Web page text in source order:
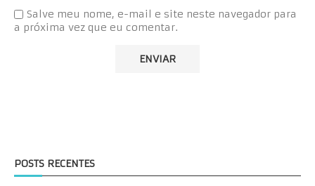
Salve meu nome, e-mail e site neste navegador para
a próxima vez que eu comentar.
POSTS RECENTES